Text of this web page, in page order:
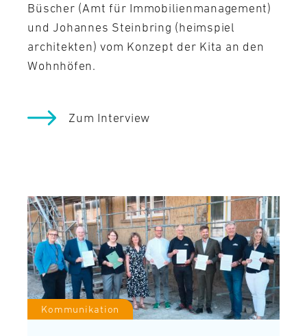
Büscher (Amt für Immobilienmanagement)
und Johannes Steinbring (heimspiel
architekten) vom Konzept der Kita an den
Wohnhöfen.
Zum Interview
Kommunikation